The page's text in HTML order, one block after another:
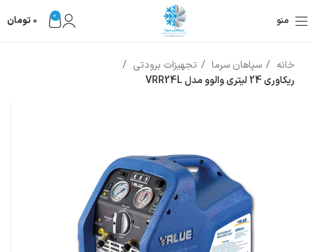
منو 0
0 تومان
خانه سپاهان سرما
تجهیزات برودتی
ریکاوری 24 لیتری والوو مدل VRR24L